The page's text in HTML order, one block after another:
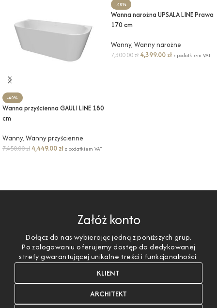
-40%
Wanna przyścienna GAULI LINE 180
cm
Wanny, Wanny przyścienne
7,450.00zł 4,449.00 złz podatkiem VAT
-40%
Wanna narożna UPSALA LINE Prawa
170 cm
Wanny, Wanny narożne
7,300.00zł 4,399.00 złz podatkiem VAT
Załóż konto
Dołącz do nas wybierając jedną z poniższych grup.
Po zalogowaniu oferujemy dostęp do dedykowanej
strefy gwarantującej unikalne treści i funkcjonalności.
KLIENT
ARCHITEKT